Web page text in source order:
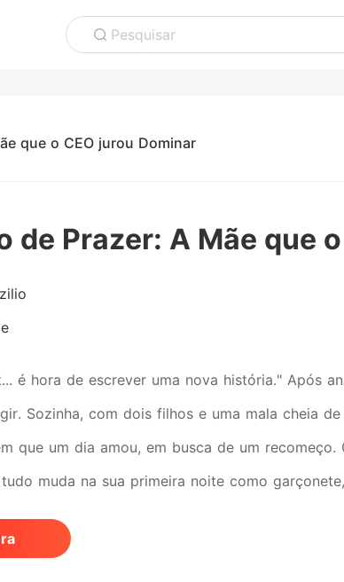
Pesquisar
que o CEO jurou Dominar
de Prazer: A Mãe que
é hora de escrever uma nova história." Após
Sozinha, com dois filhos e uma mala cheia
que um dia amou, em busca de um recomeço.
muda na sua primeira noite como
encontra o poder. Com medo de ser
é lá que ela cruza com Noah Blake: CEO